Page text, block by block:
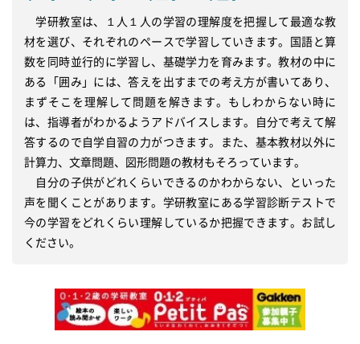
学研教室は、１人１人の学習の理解度を把握して最適な教
材を選び、それぞれのペースで学習していきます。国語と算
数を同時並行的に学習し、基礎学力を育みます。教材の中に
ある「囲み」には、答えを出すまでの考え方が書いてあり、
まずそこを理解して問題を解きます。もしわからない時に
は、指導者がわかるようアドバイスします。自分で考えて解
答するので自学自習の力がつきます。また、基本教材以外に
計算力、文章問題、図形問題の教材もそろっています。
自分の子供がどれくらいできるのかわからない、といった
声を聞くことがあります。学研教室にある学習診断テストで
今の学習をどれくらい理解しているか把握できます。お試し
ください。